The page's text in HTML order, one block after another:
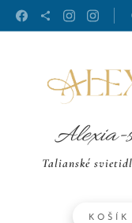
Alexia-
Talianské
KOŠÍK